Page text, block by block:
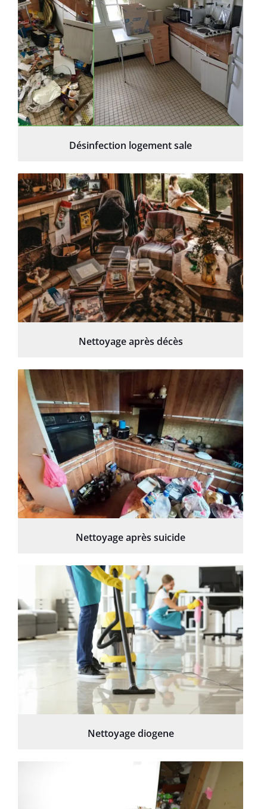
Désinfection logement sale
Nettoyage après décès
Nettoyage après suicide
Nettoyage diogene